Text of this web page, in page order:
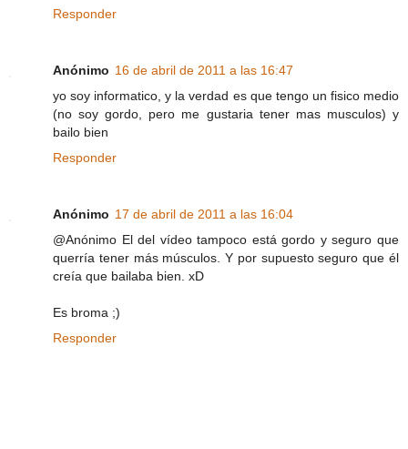
Responder
Anónimo 16 de abril de 2011 a las 16:47
yo soy informatico, y la verdad es que tengo un fisico medio
(no soy gordo, pero me gustaria tener mas musculos) y
bailo bien
Responder
Anónimo 17 de abril de 2011 a las 16:04
@Anónimo El del vídeo tampoco está gordo y seguro que
querría tener más músculos. Y por supuesto seguro que él
creía que bailaba bien. xD
Es broma ;)
Responder